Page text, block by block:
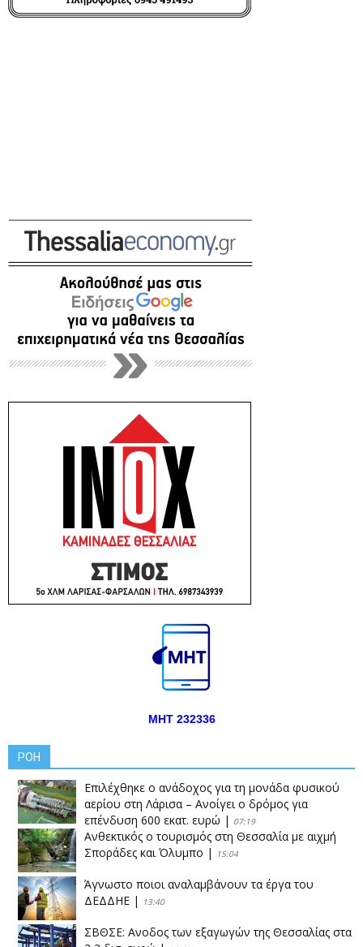
ΜΗΤ 232336
ΡΟΗ
Επιλέχθηκε ο ανάδοχος για τη μονάδα φυσικού
αερίου στη Λάρισα – Ανοίγει ο δρόμος για
επένδυση 600 εκατ. ευρώ | 07:19
Ανθεκτικός ο τουρισμός στη Θεσσαλία με αιχμή
Σποράδες και Όλυμπο | 15:04
Άγνωστο ποιοι αναλαμβάνουν τα έργα του
ΔΕΔΔΗΕ | 13:40
ΣΒΘΣΕ: Aνοδος των εξαγωγών της Θεσσαλίας στα